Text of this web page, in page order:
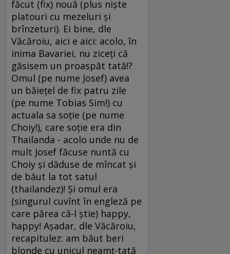
făcut (fix) nouă (plus nişte
platouri cu mezeluri şi
brînzeturi). Ei bine, dle
Văcăroiu, aici e aici: acolo, în
inima Bavariei, nu ziceţi că
găsisem un proaspăt tată!?
Omul (pe nume Josef) avea
un băieţel de fix patru zile
(pe nume Tobias Sim!) cu
actuala sa soţie (pe nume
Choiy!), care soţie era din
Thailanda - acolo unde nu de
mult Josef făcuse nuntă cu
Choiy şi dăduse de mîncat şi
de băut la tot satul
(thailandez)! Şi omul era
(singurul cuvînt în engleză pe
care părea că-l ştie) happy,
happy! Aşadar, dle Văcăroiu,
recapitulez: am băut beri
blonde cu unicul neamţ-tată